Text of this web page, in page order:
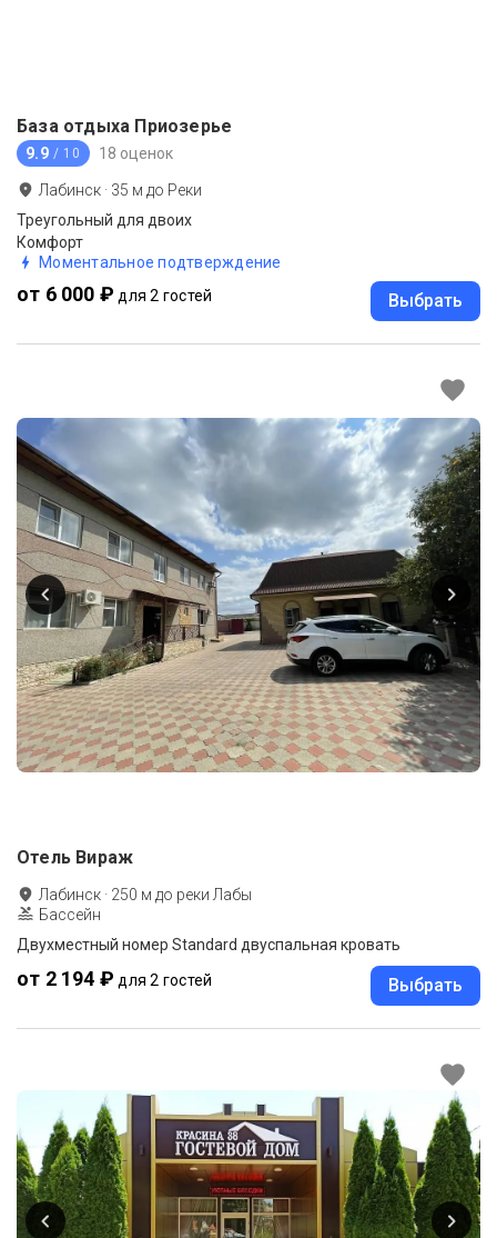
База отдыха Приозерье
9.9 / 10 18 оценок
Лабинск · 35 м до Реки
Треугольный для двоих
Комфорт
Моментальное подтверждение
от 6 000 ₽ для 2 гостей Выбрать
Отель Вираж
Лабинск · 250 м до реки Лабы
Бассейн
Двухместный номер Standard двуспальная кровать
от 2 194 ₽ для 2 гостей Выбрать